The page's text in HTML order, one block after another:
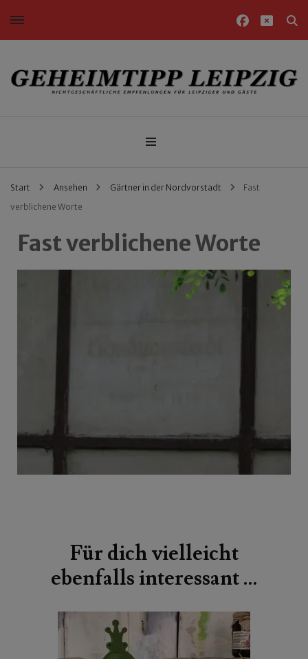
Nichtgeschäftliche Empfehlungen für Leipziger und Gäste
Start Ansehen Gärtner in der Nordvorstadt
Fast
verblichene Worte
Fast verblichene Worte
Für dich vielleicht
ebenfalls interessant …